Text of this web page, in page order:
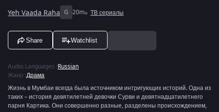
Yeh Vaada Raha G 20m ТВ сериалы
Share Watchlist
Audio Languages :Russian
Жанр :Драма
Жизнь в Мумбаи всегда была источником интригующих историй. Одна из
таких – история девятилетней девочки Сурви и девятнадцатилетнего
парня Картика. Они совершенно разные, разделены происхождением,